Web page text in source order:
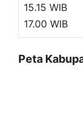
15.15 WIB
17.00 WIB
Peta